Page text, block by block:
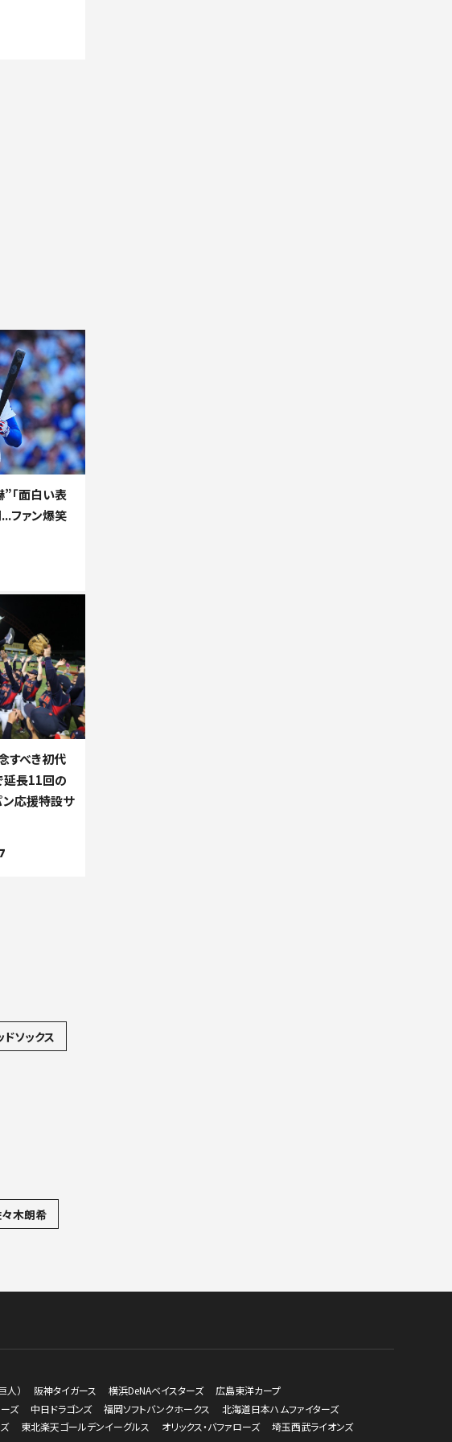
「面白い表
ファン爆笑
すべき初代
長11回の
ン応援特設サ
ドソックス
木朗希
人） 阪神タイガース 横浜DeNAベイスターズ
広島東洋カープ
ズ
中日ドラゴンズ 福岡ソフトバンクホークス
北海道日本ハムファイターズ
東北楽天ゴールデンイーグルス オリックス・バファローズ 埼玉西武ライオンズ